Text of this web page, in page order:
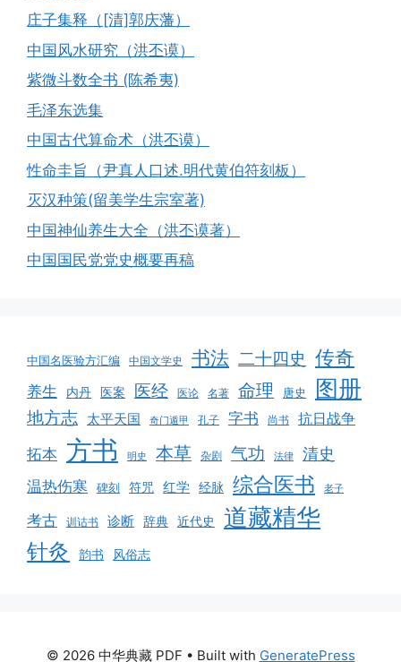
庄子集释（[清]郭庆藩）
中国风水研究（洪丕谟）
紫微斗数全书 (陈希夷)
毛泽东选集
中国古代算命术（洪丕谟）
性命圭旨（尹真人口述.明代黄伯符刻板）
灭汉种策(留美学生宗室著)
中国神仙养生大全（洪丕谟著）
中国国民党党史概要再稿
中国名医验方汇编 中国文学史 书法 二十四史 传奇
养生 内丹 医案 医经 医论 名著 命理 唐史 图册
地方志 太平天国 奇门遁甲 孔子 字书 尚书 抗日战争
拓本 方书 明史 本草 杂剧 气功 法律 清史
温热伤寒 碑刻 符咒 红学 经脉 综合医书 老子
考古 训诂书 诊断 辞典 近代史 道藏精华
针灸 韵书 风俗志
© 2026 中华典藏 PDF • Built with GeneratePress